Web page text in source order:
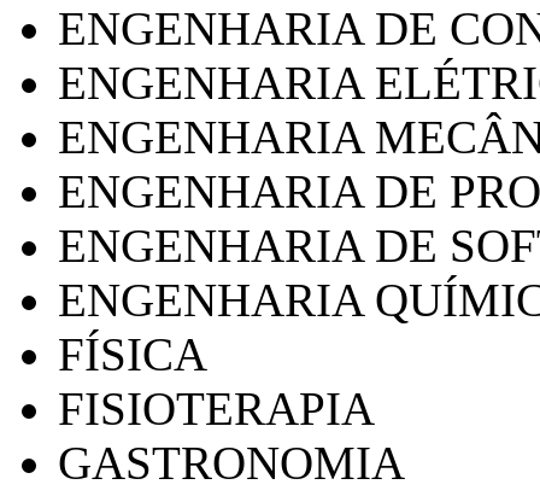
ENGENHARIA DE
ENGENHARIA
ENGENHARIA
ENGENHARIA DE
ENGENHARIA DE
ENGENHARIA
FÍSICA
FISIOTERAPIA
GASTRONOMIA